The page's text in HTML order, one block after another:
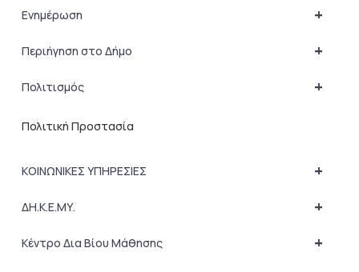
+
Ενημέρωση
+
Περιήγηση στο Δήμο
+
Πολιτισμός
Πολιτική Προστασία
+
ΚΟΙΝΩΝΙΚΕΣ ΥΠΗΡΕΣΙΕΣ
+
ΔΗ.Κ.Ε.ΜΥ.
+
Κέντρο Δια Βίου Μάθησης